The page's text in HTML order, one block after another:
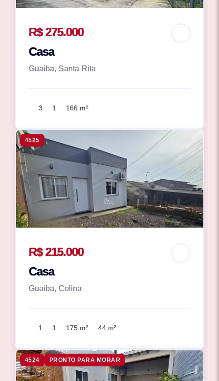
R$ 275.000
Casa
Guaiba, Santa Rita
3 1 166 m²
4525
R$ 215.000
Casa
Guaíba, Colina
1 1 175 m² 44 m²
4524 PRONTO PARA MORAR